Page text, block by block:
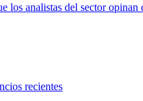
los analistas del sector opinan
recientes